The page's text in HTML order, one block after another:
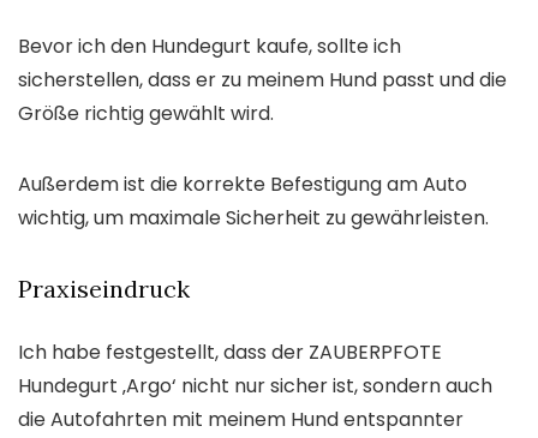
Bevor ich den Hundegurt kaufe, sollte ich
sicherstellen, dass er zu meinem Hund passt und die
Größe richtig gewählt wird.
Außerdem ist die korrekte Befestigung am Auto
wichtig, um maximale Sicherheit zu gewährleisten.
Praxiseindruck
Ich habe festgestellt, dass der ZAUBERPFOTE
Hundegurt ‚Argo‘ nicht nur sicher ist, sondern auch
die Autofahrten mit meinem Hund entspannter